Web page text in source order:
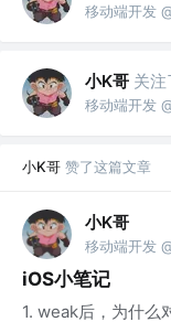
移动端开发
小K哥 关注
移动端开发
小K哥 赞了这篇文章
小K哥
iOS小笔记
1. weak后，为什么